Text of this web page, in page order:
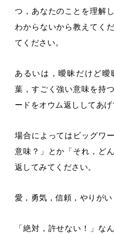
つ，あなたのことを理解
わからないから教えてく
てください。
あるいは，曖昧だけど
葉，すごく強い意味を持
ードをオウム返ししてあげ
場合によってはビッグワ
意味？」とか「それ，ど
返してみてください。
愛，勇気，信頼，やりが
「絶対，許せない！」な